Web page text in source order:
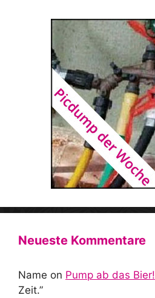
Neueste Kommentare
Name on Pump ab das Bier!
Zeit.”